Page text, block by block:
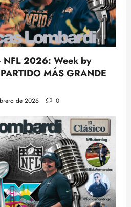
NFL 2026: Week by
MÁS GRANDE
de 2026 0